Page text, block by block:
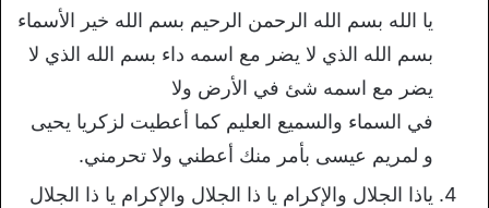
يا الله بسم الله الرحمن الرحيم بسم الله خير الأسماء
بسم الله الذي لا يضر مع اسمه داء بسم الله الذي لا
يضر مع اسمه شئ في الأرض ولا
في السماء والسميع العليم كما أعطيت لزكريا يحيى
و لمريم عيسى بأمر منك أعطني ولا تحرمني.
ياذا الجلال والإكرام يا ذا الجلال والإكرام يا ذا الجلال